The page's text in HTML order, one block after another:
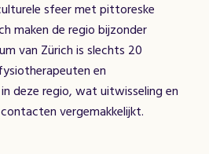
sfeer met pittoreske
maken de regio bijzonder
van Zürich is slechts 20
en
deze regio, wat uitwisseling en
vergemakkelijkt.